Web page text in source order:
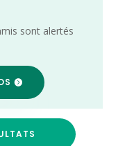
sont alertés